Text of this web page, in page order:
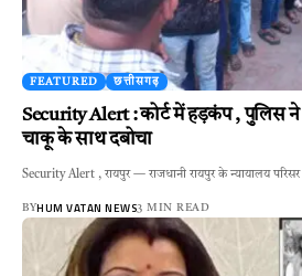
FEATURED छत्तीसगढ़
Security Alert : कोर्ट में हड़कंप , पुलिस ने
चाकू के साथ दबोचा
Security Alert , रायपुर — राजधानी रायपुर के न्यायालय
BYHUM VATAN NEWS3 MIN READ